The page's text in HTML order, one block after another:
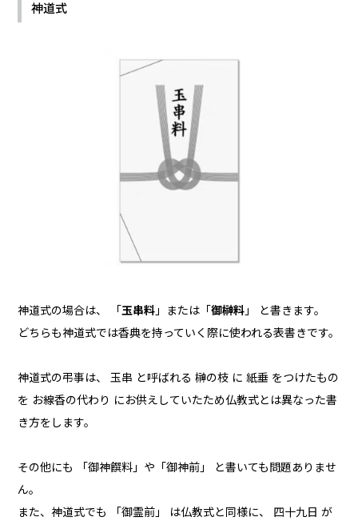
神道式
神道式の場合は、 「玉串料 」または「御榊料 」 と書きます。
どちらも神道式では香典を持っていく際に使われる表書きです。
神道式の弔事は、 玉串 と呼ばれる 榊の枝 に 紙垂 をつけたもの
を お線香の代わり にお供えしていたため仏教式とは異なった書
き方をします。
その他にも 「御神饌料」や「御神前」 と書いても問題ありませ
ん。
また、神道式でも 「御霊前」 は仏教式と同様に、 四十九日 が